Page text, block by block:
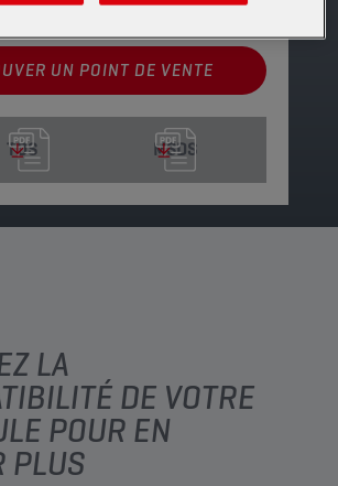
UN POINT DE VENTE
TDS MSDS
LA
DE VOTRE
POUR EN
PLUS